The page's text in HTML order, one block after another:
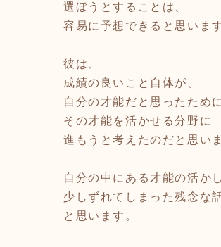
選ぼうとすることは、
容易に予想できると思います
彼は、
成績の良いこと自体が、
自分の才能だと思ったために
その才能を活かせる分野に
進もうと考えたのだと思い
自分の中にある才能の活か
少しずれてしまった残念な
と思います。